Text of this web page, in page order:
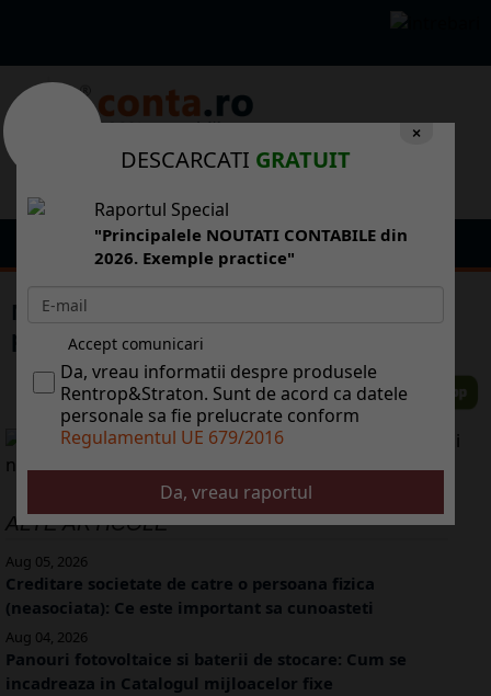
Multe multinaionale vor s-i relocheze
producia din Romnia n Moldova
ALTE ARTICOLE
Aug 05, 2026
Creditare societate de catre o persoana fizica
(neasociata): Ce este important sa cunoasteti
Aug 04, 2026
Panouri fotovoltaice si baterii de stocare: Cum se
incadreaza in Catalogul mijloacelor fixe
×
DESCARCATI GRATUIT
Raportul Special
"Principalele NOUTATI CONTABILE din
2026. Exemple practice"
Accept comunicari
Da, vreau informatii despre produsele
Rentrop&Straton. Sunt de acord ca datele
personale sa fie prelucrate conform
Regulamentul UE 679/2016